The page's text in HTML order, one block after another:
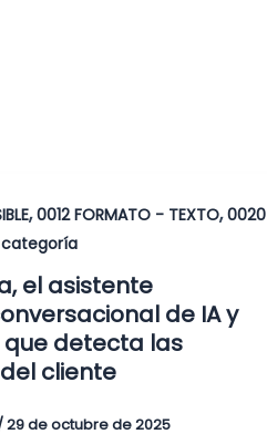
,0012 FORMATO - TEXTO,0020
categoría
el asistente
de IA y
detecta las
cliente
29 de octubre de 2025